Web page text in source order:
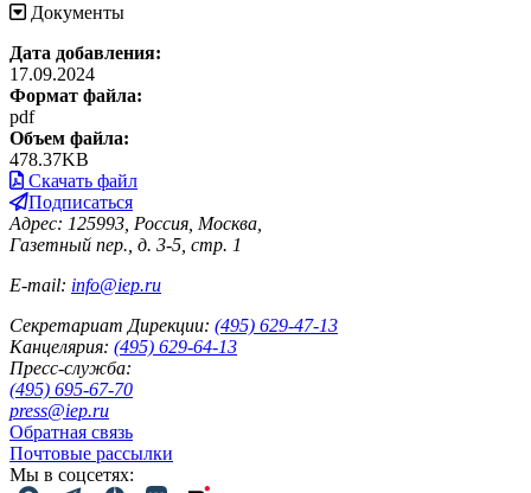
Документы
Дата добавления:
17.09.2024
Формат файла:
pdf
Объем файла:
478.37KB
Скачать файл
Подписаться
Адрес: 125993, Россия, Москва,
Газетный пер., д. 3-5, стр. 1
E-mail: info@iep.ru
Секретариат Дирекции: (495) 629-47-13
Канцелярия: (495) 629-64-13
Пресс-служба:
(495) 695-67-70
press@iep.ru
Обратная связь
Почтовые рассылки
Мы в соцсетях: